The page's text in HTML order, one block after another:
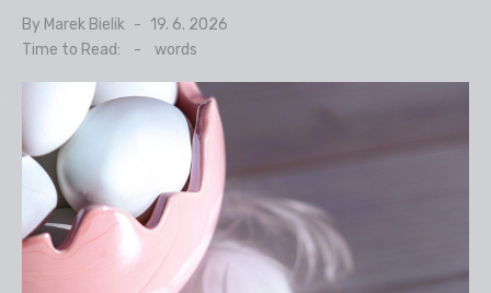
By Marek Bielik
Posted
on
19. 6. 2026
Time to Read:
- words